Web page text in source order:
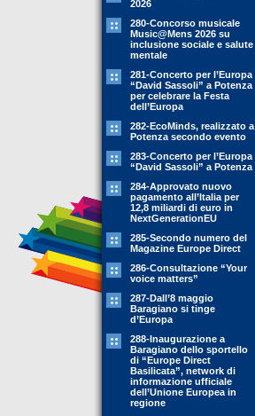
2026
280-Concorso musicale
Music@Mens 2026 su
inclusione sociale e salute
mentale
281-Concerto per l’Europa
“David Sassoli” a Potenza
per celebrare la Festa
dell’Europa
282-EcoMinds, realizzato a
Potenza secondo evento
283-Concerto per l’Europa
“David Sassoli” a Potenza
284-Approvato nuovo
pagamento all’Italia per
12,8 miliardi di euro in
NextGenerationEU
285-Secondo numero del
Magazine Europe Direct
286-Consultazione “Your
voice matters”
287-Dall’8 maggio
Baragiano si tinge
d’Europa
288-Inaugurazione a
Baragiano dello sportello
di “Europe Direct
Basilicata”, network di
informazione ufficiale
dell’Unione Europea in
regione